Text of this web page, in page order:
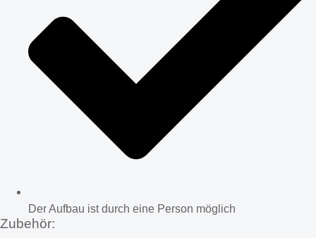
Der Aufbau ist durch eine Person möglich
Zubehör: